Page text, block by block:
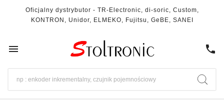
Oficjalny dystrybutor - TR-Electronic, di-soric, Custom,
KONTRON, Unidor, ELMEKO, Fujitsu, GeBE, SANEI
 call